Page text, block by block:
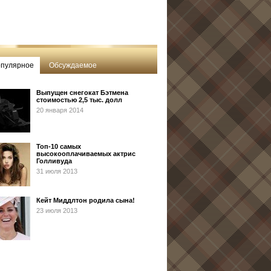
Обсуждаемое
Выпущен снегокат Бэтмена
стоимостью 2,5 тыс. долл
20 января 2014
Топ-10 самых
высокооплачиваемых актрис
Голливуда
31 июля 2013
Кейт Миддлтон родила сына!
23 июля 2013